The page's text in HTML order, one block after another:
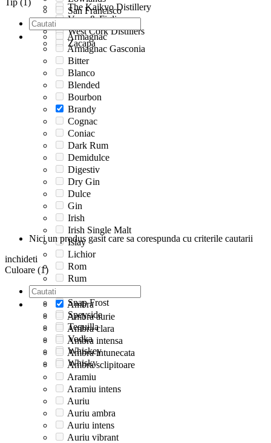
The Kaikyo Distillery
Vena & Figli
West Cork Distillers
Zacapa
San Francisco
Armagnac
Armagnac Gasconia
Bitter
Blanco
Blended
Bourbon
Brandy
Cognac
Coniac
Dark Rum
Demidulce
Digestiv
Dry Gin
Dulce
Gin
Irish
Irish Single Malt
Islay
Lichior
Rom
Rum
Snap Frost
Speyside
Tequilla
Vodka
Whiskey
Whisky
Nici un produs gasit care sa corespunda cu criterile cautarii
inchideti
Culoare (1)
Ambra
Ambra aurie
Ambra clara
Ambra intensa
Ambra intunecata
Ambra sclipitoare
Aramiu
Aramiu intens
Auriu
Auriu ambra
Auriu intens
Auriu vibrant